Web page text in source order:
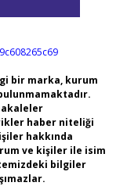
bir marka, kurum
haber niteliği
hakkında
ve kişiler ile isim
bilgiler